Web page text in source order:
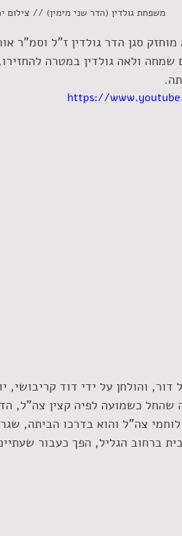
משפחת גולדין (הדר שני מימין) // צילום
מאז סיום צוק איתן בשנת 2014 מוחזק סגן הדר
שמחה ולאה גולדין במטרה
https://
והולחן על ידי דוד קריבושי,
שהחל כשמועה לפיה קצין צה"ל,
צה"ל והוא בדרכו הביתה,
ברחוב הגליל, הפך כעבור